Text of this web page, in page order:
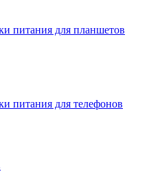
питания для планшетов
питания для телефонов